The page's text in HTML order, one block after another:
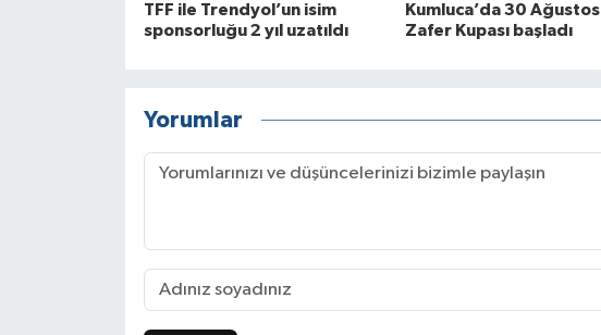
TFF ile Trendyol’un isim
sponsorluğu 2 yıl uzatıldı
Kumluca’da 30 Ağustos
Zafer Kupası başladı
Yorumlar